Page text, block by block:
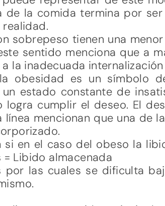
de la comida termina por
sobrepeso tienen una
sentido menciona que a
la inadecuada
obesidad es un símbolo
estado constante de
cumplir el deseo. El
línea mencionan que una de
en el caso del obeso la
Libido almacenada
las cuales se dificulta